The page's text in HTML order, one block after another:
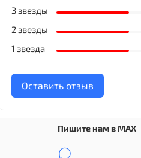
3 звезды
2 звезды
1 звезда
Оставить отзыв
Пишите нам в MAX